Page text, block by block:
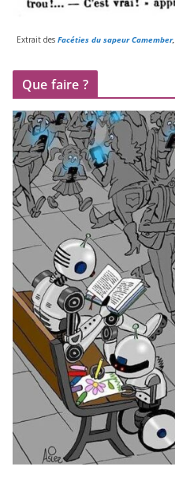
Extrait desFacéties du sapeur Camember,
Que faire ?